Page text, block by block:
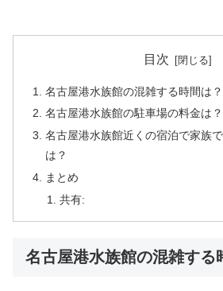
目次
名古屋港水族館の混雑する時間は？
名古屋港水族館の駐車場の料金は？
名古屋港水族館近くの宿泊で家族
は？
まとめ
共有:
名古屋港水族館の混雑する